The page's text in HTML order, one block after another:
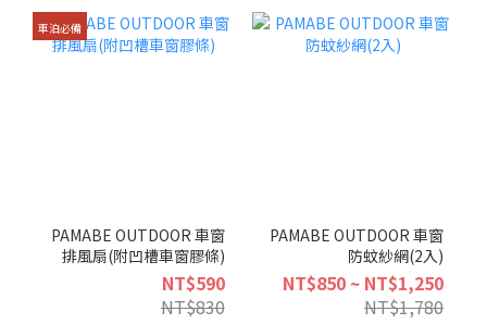
車泊必備
PAMABE OUTDOOR 車窗
排風扇(附凹槽車窗膠條)
NT$590
NT$830
PAMABE OUTDOOR 車窗
防蚊紗網(2入)
NT$850 ~ NT$1,250
NT$1,780